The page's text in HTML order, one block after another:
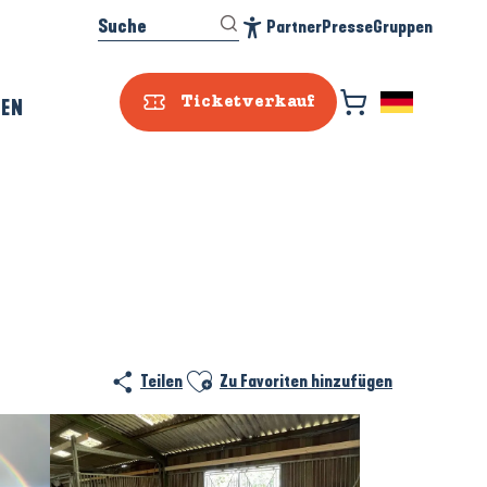
Ticketverkauf
Suche PartnerPresseGruppen
Teilen Ajouter aux favoris
Zu Favoriten hinzufügen